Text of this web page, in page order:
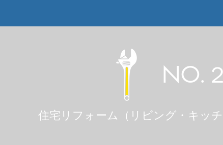
NO.２
住宅リフォーム（リビング・キッチ